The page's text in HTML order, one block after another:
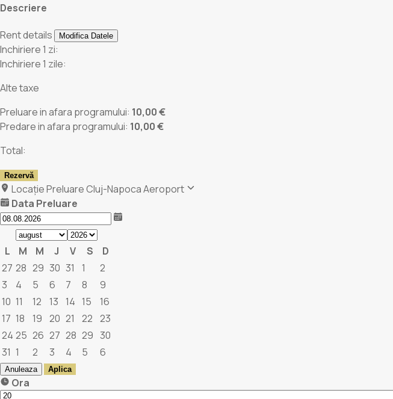
Descriere
Rent details Modifica Datele
Inchiriere 1 zi:
Inchiriere 1 zile:
Alte taxe
Preluare in afara programului: 10,00 €
Predare in afara programului: 10,00 €
Total:
Rezervă
Locație PreluareCluj-Napoca Aeroport
Data Preluare
L M M J V S
D
27 28 29 30 31 1
2
3
4 5 6 7 8
9
10 11 12 13 14 15
16
17 18 19 20 21 22 23
24 25 26 27 28 29 30
31 1 2 3 4 5 6
Anuleaza Aplica
Ora